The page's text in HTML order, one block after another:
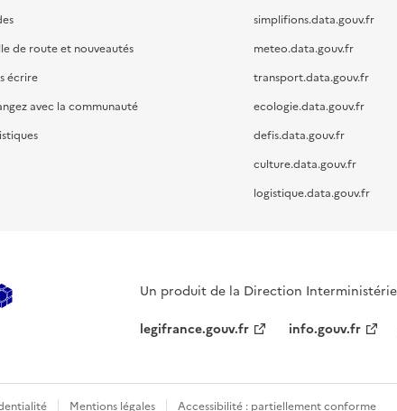
de route et nouveautés
écrire
avec la communauté
simplifions.data.gouv.fr
meteo.data.gouv.fr
transport.data.gouv.fr
ecologie.data.gouv.fr
defis.data.gouv.fr
culture.data.gouv.fr
logistique.data.gouv.fr
Un produit de la Direction
legifrance.gouv.fr
info.gouv.fr
Mentions légales Accessibilité : partiellement conforme